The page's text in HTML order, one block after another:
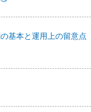
基本と運用上の留意点